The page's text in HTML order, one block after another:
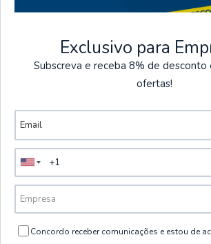
Chemises
Voir plus de produits
260800-806-3XL
CHEMISE HOMME MATTIA
JEAN DÉLAVÉ
€38,00 HT
VOIR LES OPTIONS
Exclusivo para
Subscreva e receba 8% de desconto
ofertas!
Concordo receber comunicações e estou de